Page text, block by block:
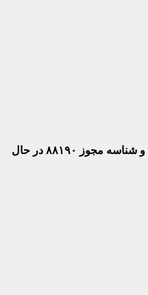
و شناسه مجوز ۸۸۱۹۰ در حال